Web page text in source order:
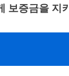
보증금을 지